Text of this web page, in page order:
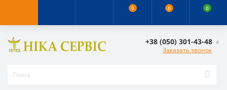
0 0 0
+38 (050) 301-43-48
Заказать звонок